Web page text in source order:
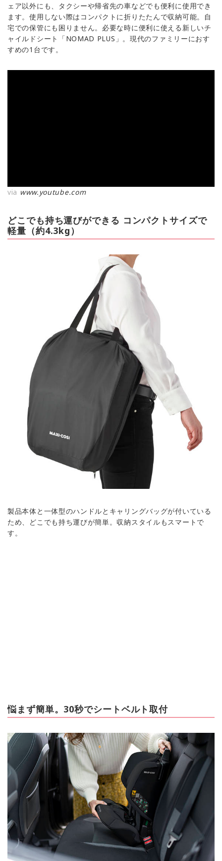
ェア以外にも、タクシーや帰省先の車などでも便利に使用でき
ます。使用しない際はコンパクトに折りたたんで収納可能。自
宅での保管にも困りません。必要な時に便利に使える新しいチ
ャイルドシート「NOMAD PLUS」。現代のファミリーにおす
すめの1台です。
via www.youtube.com
どこでも持ち運びができる コンパクトサイズで
軽量（約4.3kg）
製品本体と一体型のハンドルとキャリングバッグが付いている
ため、どこでも持ち運びが簡単。収納スタイルもスマートで
す。
悩まず簡単。30秒でシートベルト取付